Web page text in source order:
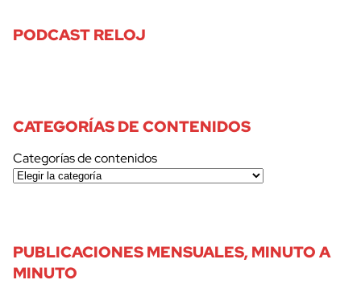
PODCAST RELOJ
CATEGORÍAS DE CONTENIDOS
Categorías de contenidos
PUBLICACIONES MENSUALES, MINUTO A
MINUTO